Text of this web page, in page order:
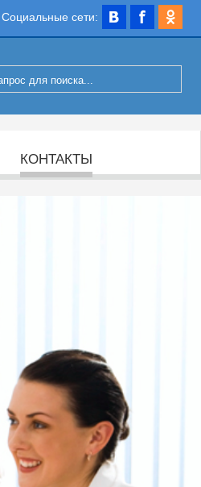
Социальные сети:
КОНТАКТЫ